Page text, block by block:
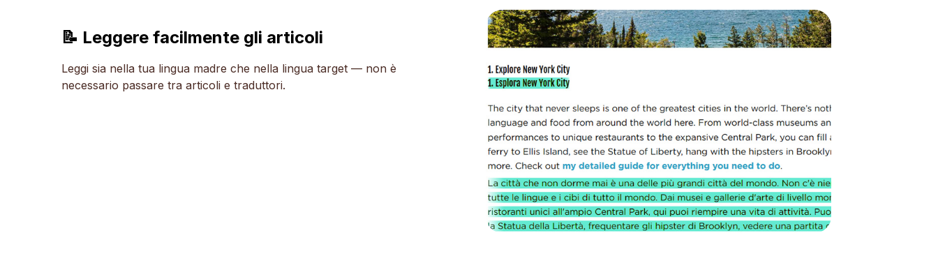
📝 Leggere facilmente gli articoli
Leggi sia nella tua lingua madre che nella lingua target — non è
necessario passare tra articoli e traduttori.